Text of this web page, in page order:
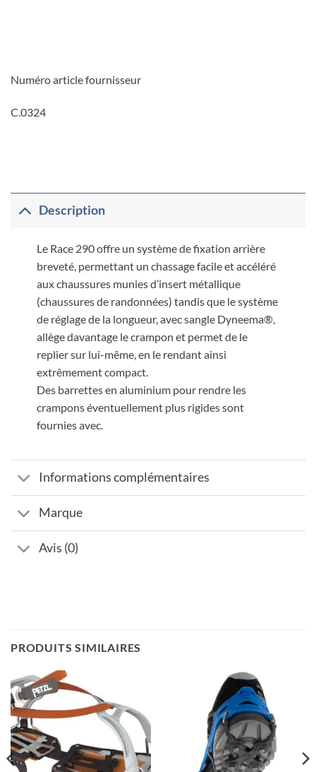
Numéro article fournisseur
C.0324
Description
Le Race 290 offre un système de fixation arrière
breveté, permettant un chassage facile et accéléré
aux chaussures munies d’insert métallique
(chaussures de randonnées) tandis que le système
de réglage de la longueur, avec sangle Dyneema®,
allège davantage le crampon et permet de le
replier sur lui-même, en le rendant ainsi
extrêmement compact.
Des barrettes en aluminium pour rendre les
crampons éventuellement plus rigides sont
fournies avec.
Informations complémentaires
Marque
Avis (0)
PRODUITS SIMILAIRES